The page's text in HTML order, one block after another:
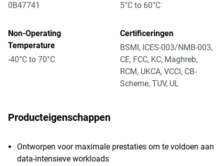
0B47741
5°C to 60°C
Non-Operating
Temperature
-40°C to 70°C
Certificeringen
BSMI, ICES-003/NMB-003,
CE, FCC, KC, Maghreb,
RCM, UKCA, VCCI, CB-
Scheme, TUV, UL
Producteigenschappen
Ontworpen voor maximale prestaties om te voldoen aan
data-intensieve workloads